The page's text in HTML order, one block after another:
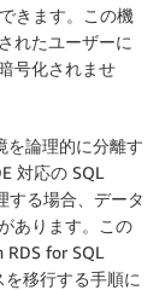
きます。この機
れたユーザーに
号化されませ
を論理的に分離す
対応の SQL
する場合、データ
あります。この
RDS for SQL
移行する手順に